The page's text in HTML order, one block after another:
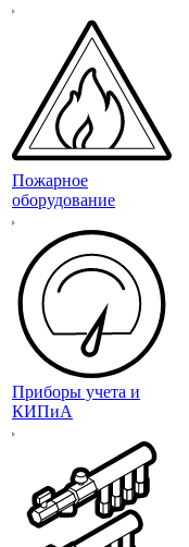
Пожарное
оборудование
Приборы учета и
КИПиА